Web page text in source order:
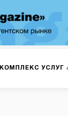
КОМПЛЕКС УСЛУГ